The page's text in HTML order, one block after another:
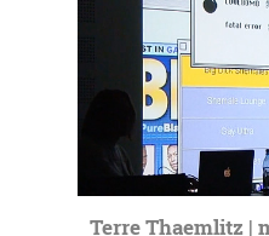
Terre Thaemlitz |